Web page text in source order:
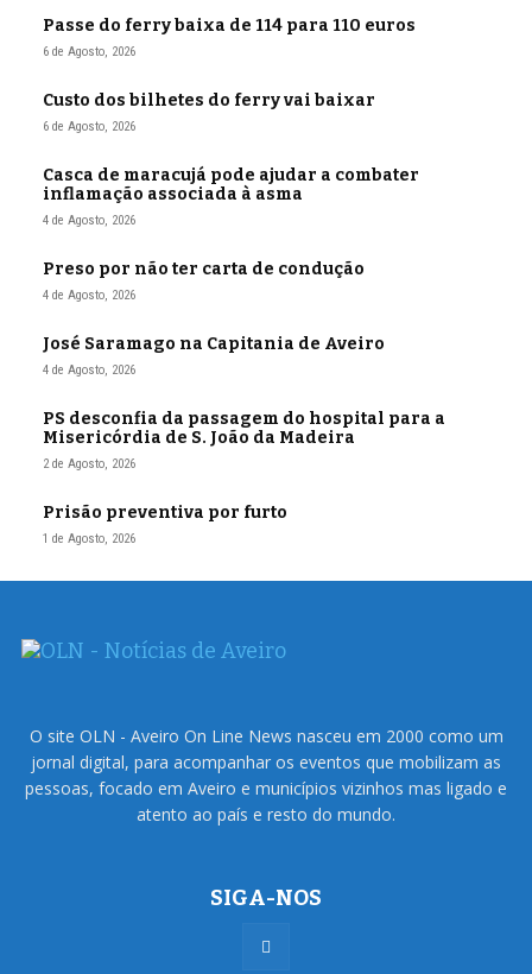
Passe do ferry baixa de 114 para 110 euros
6 de Agosto, 2026
Custo dos bilhetes do ferry vai baixar
6 de Agosto, 2026
Casca de maracujá pode ajudar a combater
inflamação associada à asma
4 de Agosto, 2026
Preso por não ter carta de condução
4 de Agosto, 2026
José Saramago na Capitania de Aveiro
4 de Agosto, 2026
PS desconfia da passagem do hospital para a
Misericórdia de S. João da Madeira
2 de Agosto, 2026
Prisão preventiva por furto
1 de Agosto, 2026
O site OLN - Aveiro On Line News nasceu em 2000 como um
jornal digital, para acompanhar os eventos que mobilizam as
pessoas, focado em Aveiro e municípios vizinhos mas ligado e
atento ao país e resto do mundo.
SIGA-NOS